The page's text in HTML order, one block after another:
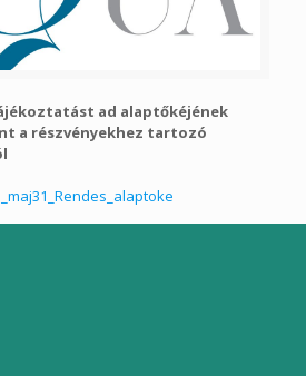
ad alaptőkéjének
a részvényekhez tartozó